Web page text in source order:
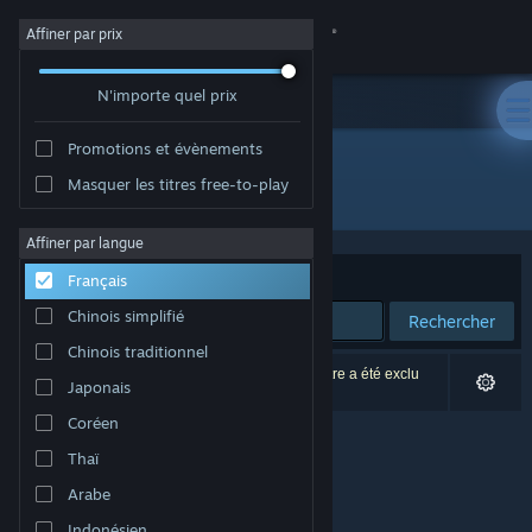
Se connecter
Magasin
À propos
Support
Changer la langue
Télécharger l'application mobile Steam
Voir version ordi. du site
Affiner par prix
N'importe quel prix
Promotions et évènements
Masquer les titres free-to-play
Affiner par langue
Français
Chinois simplifié
Chinois traditionnel
Japonais
Coréen
Thaï
Arabe
Développement : brokenbyte
Trier par Pertinence
Rechercher
0 résultats correspondent à votre recherche. 1 titre a été exclu
selon vos préférences.